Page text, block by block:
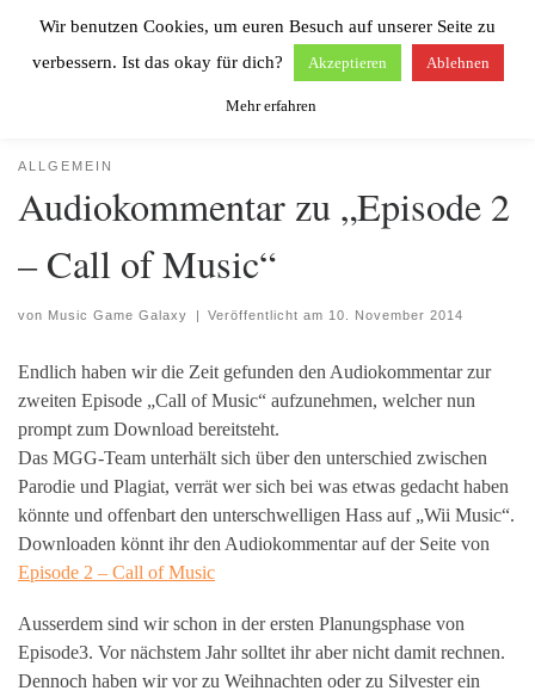
Zum Inhalt springen
Search
Audiokommentar zu „Episode 2 – Call of Music“
ALLGEMEIN
Audiokommentar zu „Episode 2
– Call of Music“
von Music Game Galaxy | Veröffentlicht am 10. November 2014
Endlich haben wir die Zeit gefunden den Audiokommentar zur
zweiten Episode „Call of Music“ aufzunehmen, welcher nun
prompt zum Download bereitsteht.
Das MGG-Team unterhält sich über den unterschied zwischen
Parodie und Plagiat, verrät wer sich bei was etwas gedacht haben
könnte und offenbart den unterschwelligen Hass auf „Wii Music“.
Downloaden könnt ihr den Audiokommentar auf der Seite von
Episode 2 – Call of Music
Ausserdem sind wir schon in der ersten Planungsphase von
Episode3. Vor nächstem Jahr solltet ihr aber nicht damit rechnen.
Dennoch haben wir vor zu Weihnachten oder zu Silvester ein
Wir benutzen Cookies, um euren Besuch auf unserer Seite zu
verbessern. Ist das okay für dich?
Akzeptieren Ablehnen
Mehr erfahren